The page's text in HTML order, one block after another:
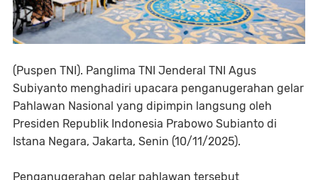
(Puspen TNI). Panglima TNI Jenderal TNI Agus
Subiyanto menghadiri upacara penganugerahan gelar
Pahlawan Nasional yang dipimpin langsung oleh
Presiden Republik Indonesia Prabowo Subianto di
Istana Negara, Jakarta, Senin (10/11/2025).
Penganugerahan gelar pahlawan tersebut